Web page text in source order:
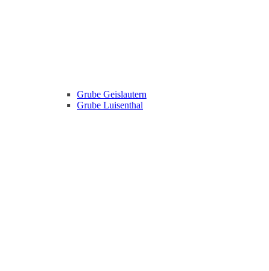
Grube Geislautern
Grube Luisenthal